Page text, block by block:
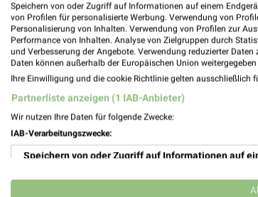
Louis FUNSHOP Landshut
Straubinger Straße 19
84030 Landshut
Heute 09:00 - 20:00 Uhr |
448,89 km
A.T.U Mühldorf
Speichern von oder Zugriff auf Informationen auf einem
von Profilen für personalisierte Werbung. Verwendung von
Personalisierung von Inhalten. Verwendung von Profilen zur
Performance von Inhalten. Analyse von Zielgruppen durch
und Verbesserung der Angebote. Verwendung reduzierter
Daten können außerhalb der Europäischen Union
Ihre Einwilligung und die cookie Richtlinie gelten ausschließlich
Partnerliste anzeigen (1 IAB-Anbieter)
Wir nutzen Ihre Daten für folgende Zwecke:
IAB-Verarbeitungszwecke:
Speichern von oder Zugriff auf Informationen auf
Verwendung reduzierter Daten zur Auswahl von